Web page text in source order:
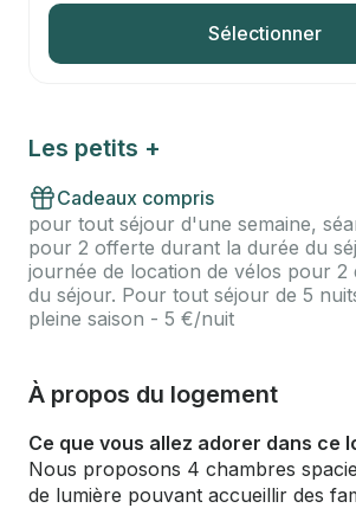
Sélectionner
Les petits +
Cadeaux compris
pour tout séjour d'une semaine,
pour 2 offerte durant la durée du
journée de location de vélos pour 2
du séjour. Pour tout séjour de 5
pleine saison - 5 €/nuit
À propos du logement
Ce que vous allez adorer dans ce
Nous proposons 4 chambres
de lumière pouvant accueillir des